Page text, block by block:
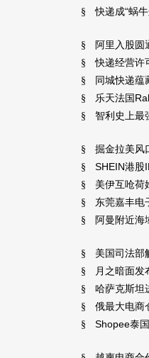
§ 快递成“蜗
§ 阿里入股圆
§ 快递经营许
§ 同城快递蕴
§ 乐天法国
§ 智利史上最
§ 掘金拉美风
§ SHEIN港股
§ 美伊互呛荷
§ 东莞嘉丰电
§ 阿曼附近海
§ 美国司法部
§ 月之暗面
§ 哈萨克斯坦
§ 俄最大电商
§ Shopee泰